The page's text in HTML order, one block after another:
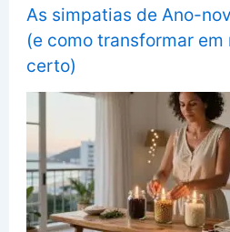
As simpatias de Ano-
(e como transformar
certo)